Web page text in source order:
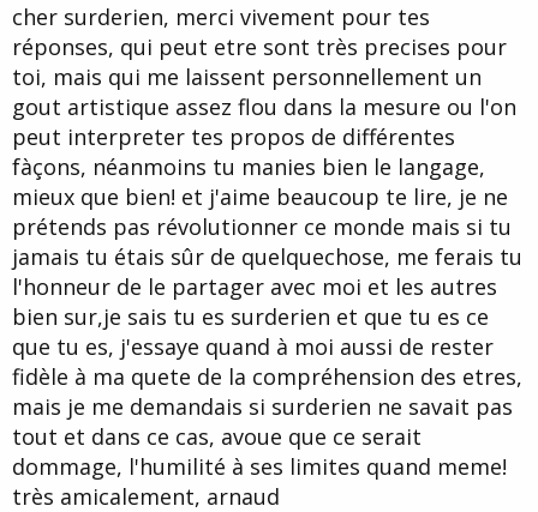
e
cher surderien, merci vivement pour tes
réponses, qui peut etre sont très precises pour
toi, mais qui me laissent personnellement un
gout artistique assez flou dans la mesure ou l'on
peut interpreter tes propos de différentes
fàçons, néanmoins tu manies bien le langage,
mieux que bien! et j'aime beaucoup te lire, je ne
prétends pas révolutionner ce monde mais si tu
jamais tu étais sûr de quelquechose, me ferais tu
l'honneur de le partager avec moi et les autres
bien sur,je sais tu es surderien et que tu es ce
que tu es, j'essaye quand à moi aussi de rester
fidèle à ma quete de la compréhension des etres,
mais je me demandais si surderien ne savait pas
tout et dans ce cas, avoue que ce serait
dommage, l'humilité à ses limites quand meme!
très amicalement, arnaud